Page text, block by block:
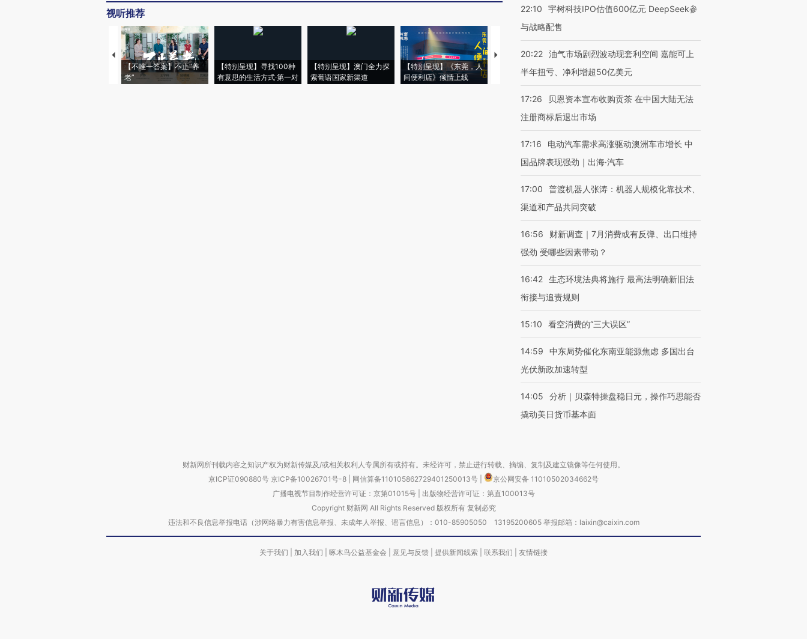
视听推荐
【不唯一答案】不止“养
老”
【特别呈现】寻找100种
有意思的生活方式·第一对
【特别呈现】澳门全力探
索葡语国家新渠道
【特别呈现】《东莞，人
间便利店》倾情上线
【推广】走进第四届链博
会，让数智科技“链”接产
【特别呈现】寻找100种
有意思的生活方式·第三对
【商旅对话】华住集团
22:10
宇树科技IPO估值600亿元 DeepSeek参
与战略配售
20:22 油气市场剧烈波动现套利空间 嘉能可上
半年扭亏、净利增超50亿美元
17:26
贝恩资本宣布收购贡茶 在中国大陆无法
注册商标后退出市场
17:16
电动汽车需求高涨驱动澳洲车市增长 中
国品牌表现强劲｜出海·汽车
17:00
普渡机器人张涛：机器人规模化靠技术、
渠道和产品共同突破
16:56
财新调查｜7月消费或有反弹、出口维持
强劲 受哪些因素带动？
16:42 生态环境法典将施行 最高法明确新旧法
衔接与追责规则
15:10 看空消费的“三大误区”
14:59
中东局势催化东南亚能源焦虑 多国出台
光伏新政加速转型
14:05
分析｜贝森特操盘稳日元，操作巧思能否
撬动美日货币基本面
财新网所刊载内容之知识产权为财新传媒及/或相关权利人专属所有或持有。未经许可，禁止进行转载、摘编、复制及建立镜像等任何使用。
京ICP证090880号 京ICP备10026701号-8 网信算备110105862729401250013号
京公网安备 11010502034662号
广播电视节目制作经营许可证：京第01015号| 出版物经营许可证：第直100013号
Copyright 财新网 All Rights Reserved 版权所有 复制必究
违法和不良信息举报电话（涉网络暴力有害信息举报、未成年人举报、谣言信息）：010-85905050 13195200605 举报邮箱：laixin@caixin.com
关于我们 加入我们 啄木鸟公益基金会 意见与反馈 提供新闻线索 联系我们 友情链接